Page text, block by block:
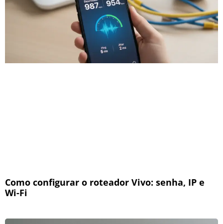
Como configurar o roteador Vivo: senha, IP e
Wi-Fi